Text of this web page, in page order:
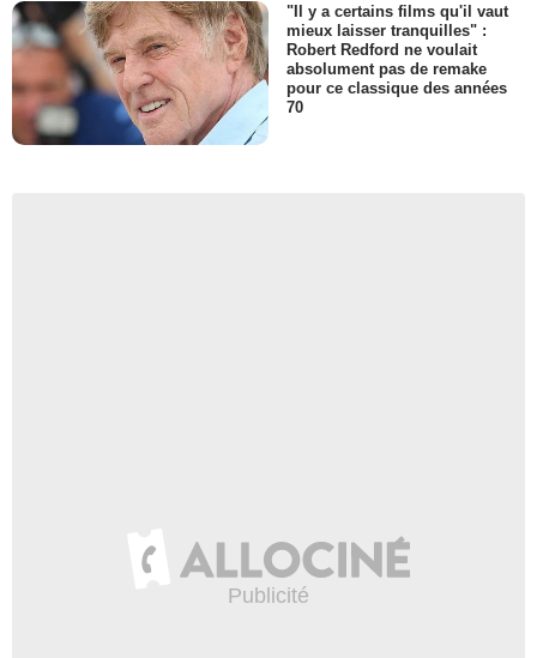
"Il y a certains films qu'il vaut
mieux laisser tranquilles" :
Robert Redford ne voulait
absolument pas de remake
pour ce classique des années
70